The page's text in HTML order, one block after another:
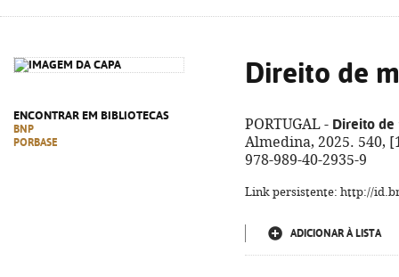
ENCONTRAR EM BIBLIOTECAS
BNP
PORBASE
Direito de
PORTUGAL - Direito de
Almedina, 2025. 540,
978-989-40-2935-9
Link persistente: http://
ADICIONAR À LISTA